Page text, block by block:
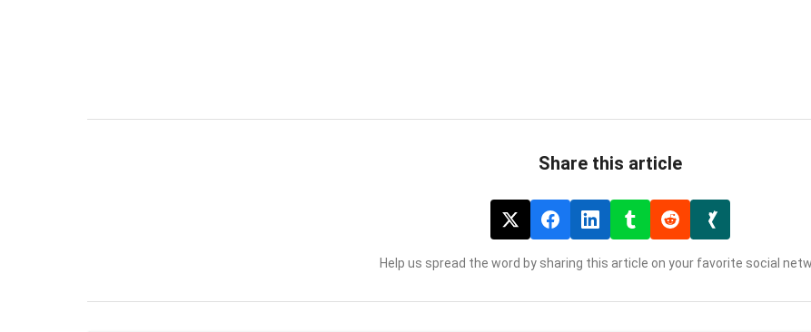
Share this article
Help us spread the word by sharing this article on your favorite social